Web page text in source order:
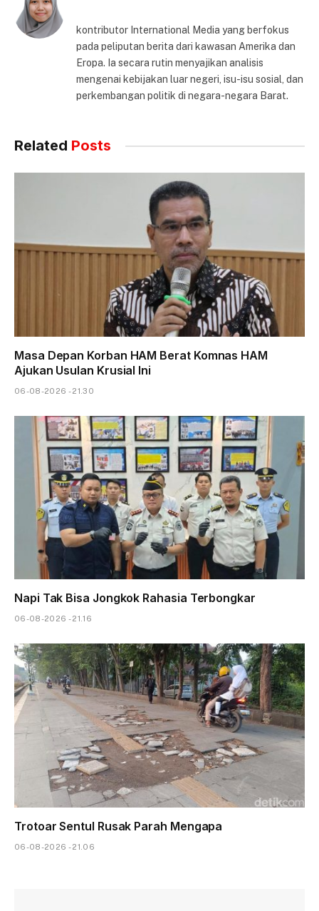
kontributor International Media yang berfokus
pada peliputan berita dari kawasan Amerika dan
Eropa. Ia secara rutin menyajikan analisis
mengenai kebijakan luar negeri, isu-isu sosial, dan
perkembangan politik di negara-negara Barat.
Related Posts
Masa Depan Korban HAM Berat Komnas HAM
Ajukan Usulan Krusial Ini
06-08-2026 - 21.30
Napi Tak Bisa Jongkok Rahasia Terbongkar
06-08-2026 - 21.16
Trotoar Sentul Rusak Parah Mengapa
06-08-2026 - 21.06